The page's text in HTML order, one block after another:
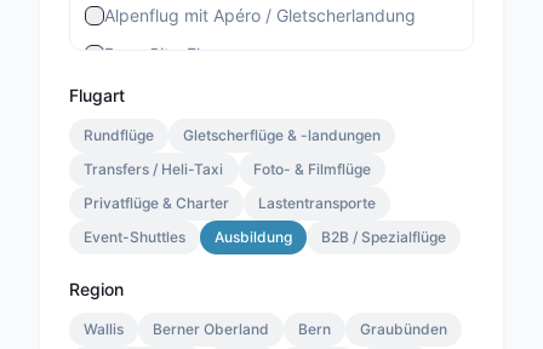
Alpenflug mit Apéro / Gletscherlandung
Bern-City-Flug
Berner Stadtrundflug
Berner-Altstadt-Flug
Bernina-Gletscherflug
Bietschhorn-Region
Eiger-Mönch-Jungfrau
Gourmet Special
Gourmet Standard
Flugart
Rundflüge
Gletscherflüge & -landungen
Transfers / Heli-Taxi
Foto- & Filmflüge
Privatflüge & Charter
Lastentransporte
Event-Shuttles
Ausbildung B2B / Spezialflüge
Region
Wallis Berner Oberland Bern
Graubünden